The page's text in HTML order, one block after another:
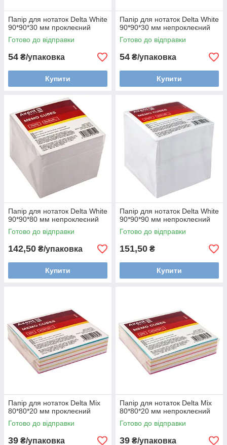
Папір для нотаток Delta White
90*90*30 мм проклеєний
Готово до відправки
54 ₴/упаковка
Купити
Папір для нотаток Delta White
90*90*30 мм непроклеєний
Готово до відправки
54 ₴/упаковка
Купити
Папір для нотаток Delta White
90*90*80 мм непроклеєний
Готово до відправки
142,50 ₴/упаковка
Купити
Папір для нотаток Delta White
90*90*90 мм непроклеєний
Готово до відправки
151,50 ₴
Купити
Папір для нотаток Delta Mix
80*80*20 мм проклеєний
Готово до відправки
39 ₴/упаковка
Папір для нотаток Delta Mix
80*80*20 мм непроклеєний
Готово до відправки
39 ₴/упаковка